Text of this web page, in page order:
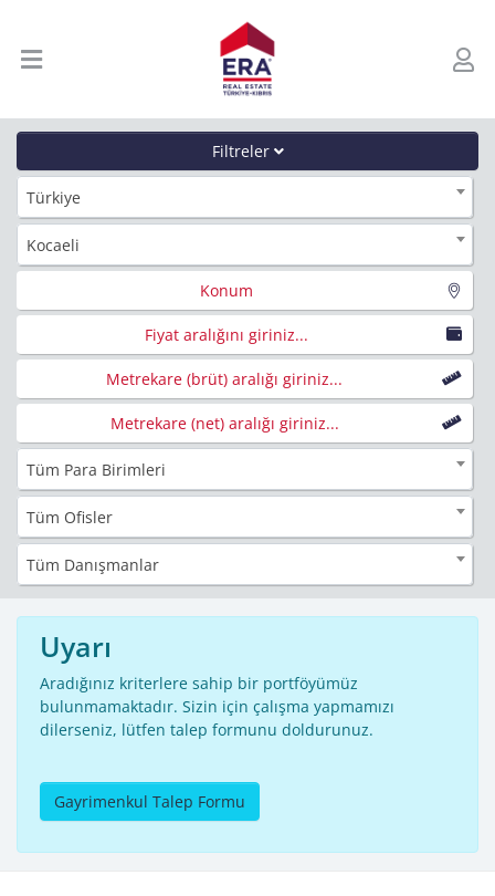
Filtreler
Türkiye
Kocaeli
Konum
Fiyat aralığını giriniz...
Metrekare (brüt) aralığı giriniz...
Metrekare (net) aralığı giriniz...
Tüm Para Birimleri
Tüm Ofisler
Tüm Danışmanlar
Uyarı
Aradığınız kriterlere sahip bir portföyümüz
bulunmamaktadır. Sizin için çalışma yapmamızı
dilerseniz, lütfen talep formunu doldurunuz.
Gayrimenkul Talep Formu